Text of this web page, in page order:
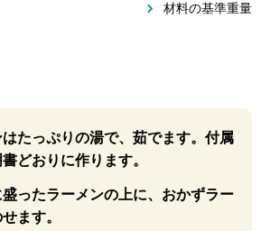
材料の基準重量
はたっぷりの湯で、茹でます。付属
どおりに作ります。
盛ったラーメンの上に、おかずラー
ます。